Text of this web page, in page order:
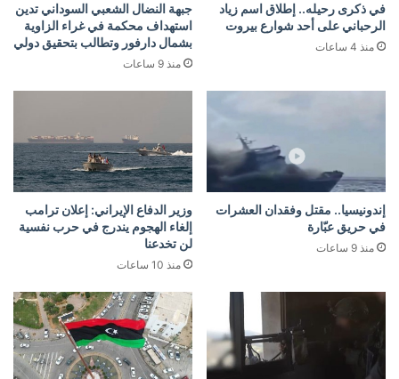
في ذكرى رحيله.. إطلاق اسم زياد
الرحباني على أحد شوارع بيروت
منذ 4 ساعات
جبهة النضال الشعبي السوداني تدين
استهداف محكمة في غراء الزاوية
بشمال دارفور وتطالب بتحقيق دولي
منذ 9 ساعات
إندونيسيا.. مقتل وفقدان العشرات
في حريق عبّارة
منذ 9 ساعات
وزير الدفاع الإيراني: إعلان ترامب
إلغاء الهجوم يندرج في حرب نفسية
لن تخدعنا
منذ 10 ساعات